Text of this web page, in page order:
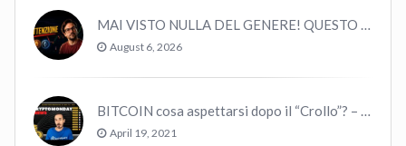
August 6, 2026
April 19, 2021